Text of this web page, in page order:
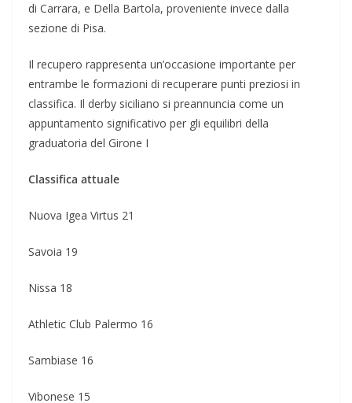
di Carrara, e Della Bartola, proveniente invece dalla
sezione di Pisa.
Il recupero rappresenta un’occasione importante per
entrambe le formazioni di recuperare punti preziosi in
classifica. Il derby siciliano si preannuncia come un
appuntamento significativo per gli equilibri della
graduatoria del Girone I
Classifica attuale
Nuova Igea Virtus 21
Savoia 19
Nissa 18
Athletic Club Palermo 16
Sambiase 16
Vibonese 15